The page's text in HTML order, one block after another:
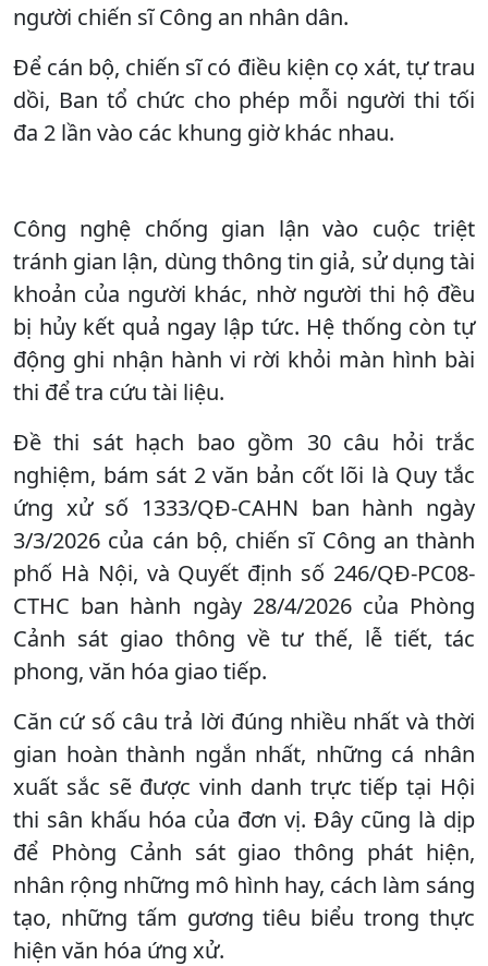
người chiến sĩ Công an nhân dân.
Để cán bộ, chiến sĩ có điều kiện cọ xát, tự trau
dồi, Ban tổ chức cho phép mỗi người thi tối
đa 2 lần vào các khung giờ khác nhau.
Công nghệ chống gian lận vào cuộc triệt
tránh gian lận, dùng thông tin giả, sử dụng tài
khoản của người khác, nhờ người thi hộ đều
bị hủy kết quả ngay lập tức. Hệ thống còn tự
động ghi nhận hành vi rời khỏi màn hình bài
thi để tra cứu tài liệu.
Đề thi sát hạch bao gồm 30 câu hỏi trắc
nghiệm, bám sát 2 văn bản cốt lõi là Quy tắc
ứng xử số 1333/QĐ-CAHN ban hành ngày
3/3/2026 của cán bộ, chiến sĩ Công an thành
phố Hà Nội, và Quyết định số 246/QĐ-PC08-
CTHC ban hành ngày 28/4/2026 của Phòng
Cảnh sát giao thông về tư thế, lễ tiết, tác
phong, văn hóa giao tiếp.
Căn cứ số câu trả lời đúng nhiều nhất và thời
gian hoàn thành ngắn nhất, những cá nhân
xuất sắc sẽ được vinh danh trực tiếp tại Hội
thi sân khấu hóa của đơn vị. Đây cũng là dịp
để Phòng Cảnh sát giao thông phát hiện,
nhân rộng những mô hình hay, cách làm sáng
tạo, những tấm gương tiêu biểu trong thực
hiện văn hóa ứng xử.